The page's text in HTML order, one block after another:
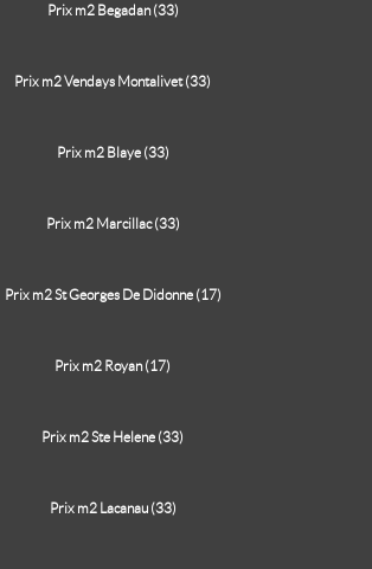
Prix m2 Begadan (33)
Prix m2 Vendays Montalivet (33)
Prix m2 Blaye (33)
Prix m2 Marcillac (33)
Prix m2 St Georges De Didonne (17)
Prix m2 Royan (17)
Prix m2 Ste Helene (33)
Prix m2 Lacanau (33)